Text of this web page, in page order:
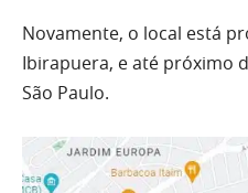
Novamente, o local está
Ibirapuera, e até próximo
São Paulo.